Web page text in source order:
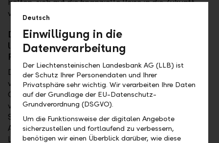
vorzubereiten.
Die zentrale Frage jeder Pensionsplanung
lautet: "Rente oder Kapital aus der
Pensionskasse?"
Diese Entscheidung ist äusserst individuell und hängt
von verschiedenen Faktoren ab. Die Höhe der
Guthaben und Umwandlungssätze sind nur zwei von
vielen. Die persönlichen Bedürfnisse, die familiäre
Situation wie zum Beispiel Zivilstand oder
Altersdifferenz von Partnern, Gesundheit und
Lebenserwartung, Risikofähigkeit und
Deutsch
Einwilligung in die
Datenverarbeitung
Der Liechtensteinischen Landesbank AG (LLB) ist
der Schutz Ihrer Personendaten und Ihrer
Privatsphäre sehr wichtig. Wir verarbeiten Ihre Daten
auf der Grundlage der EU-Datenschutz-
Grundverordnung (DSGVO).
Um die Funktionsweise der digitalen Angebote
sicherzustellen und fortlaufend zu verbessern,
benötigen wir einen Überblick darüber, wie diese